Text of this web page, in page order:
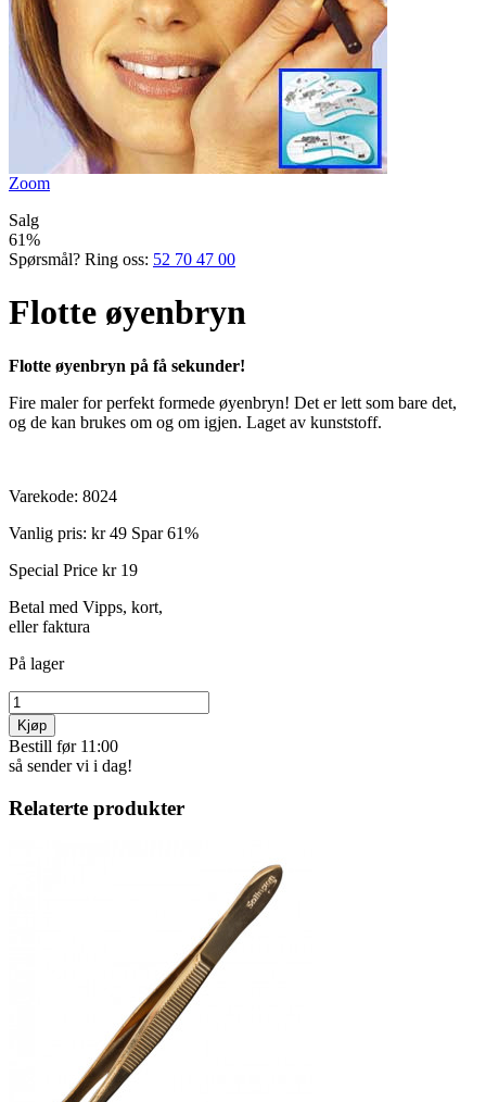
Zoom
Salg
61%
Spørsmål? Ring oss: 52 70 47 00
Flotte øyenbryn
Flotte øyenbryn på få sekunder!
Fire maler for perfekt formede øyenbryn! Det er lett som bare det,
og de kan brukes om og om igjen. Laget av kunststoff.
Varekode: 8024
Vanlig pris: kr 49 Spar 61%
Special Price kr 19
Betal med Vipps, kort,
eller faktura
På lager
Kjøp
Bestill før 11:00
så sender vi i dag!
Relaterte produkter